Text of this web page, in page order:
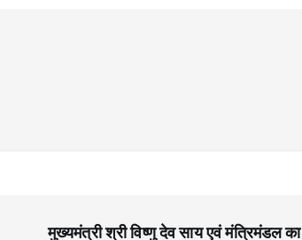
मुख्यमंत्री श्री विष्णु देव साय एवं मंत्रिमंडल का